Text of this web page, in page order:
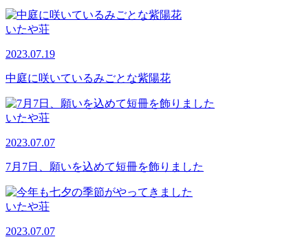
いたや荘
2023.07.19
中庭に咲いているみごとな紫陽花
いたや荘
2023.07.07
7月7日、願いを込めて短冊を飾りました
いたや荘
2023.07.07